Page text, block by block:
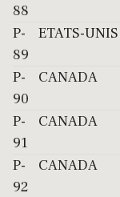
88
P-
89
ETATS-UNIS
P-
90
CANADA
P-
91
CANADA
P-
92
CANADA